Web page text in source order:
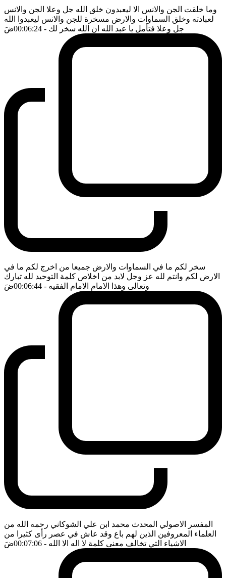
وما خلقت الجن والانس الا ليعبدون خلق الله جل وعلا الجن والانس
لعبادته وخلق السماوات والارض مسخرة للجن والانس ليعبدوا الله
جل وعلا فتأمل يا عبد الله ان الله سخر لك - 00:06:24 ضَ
سخر لكم ما في السماوات والارض جميعا من اخرج لكم ما في
الارض لكم وانتم لله عز وجل لابد من اخلاص كلمة التوحيد لله تبارك
وتعالى وهذا الامام الامام الفقيه - 00:06:44 ضَ
المفسر الاصولي المحدث محمد ابن علي الشوكاني رحمه الله من
العلماء المعروفين الذين لهم باع وقد عاش في عصر رأى كثيرا من
الاشياء التي تخالف معنى كلمة لا اله الا الله - 00:07:06 ضَ